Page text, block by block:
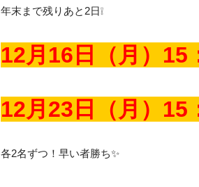
年末まで残りあと2日❕
12月16日（月）15
12月23日（月）15
各2名ずつ！早い者勝ち✨